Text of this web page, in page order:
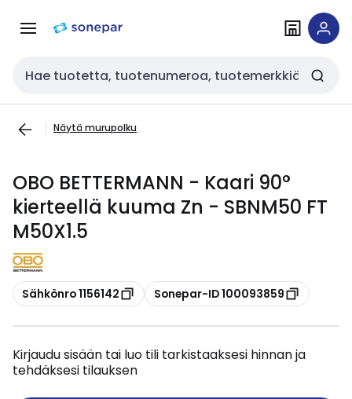
navigointiinsisältöön
Haku
Näytä murupolku
OBO BETTERMANN - Kaari 90°
kierteellä kuuma Zn - SBNM50 FT
M50X1.5
Kopioi
Sähkönro 1156142 Kopioi
Sonepar-ID 100093859
Kirjaudu sisään tai luo tili tarkistaaksesi hinnan ja
tehdäksesi tilauksen